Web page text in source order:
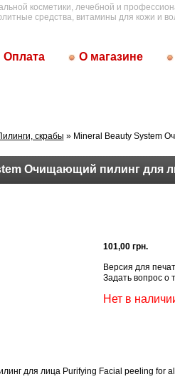
косметики, лечебной и
средства, витамины для кожи и
Оплата О магазине
скрабы » Mineral Beauty System
Очищающий пилинг для
101,00 грн.
Версия для
Задать вопрос о
Нет в
для лица Purifying Facial peeling for